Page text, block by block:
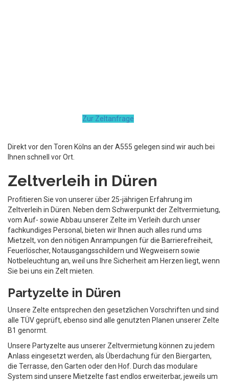
Zur Zeltanfrage
Direkt vor den Toren Kölns an der A555 gelegen sind wir auch bei
Ihnen schnell vor Ort.
Zeltverleih in Düren
Profitieren Sie von unserer über 25-jährigen Erfahrung im
Zeltverleih in Düren. Neben dem Schwerpunkt der Zeltvermietung,
vom Auf- sowie Abbau unserer Zelte im Verleih durch unser
fachkundiges Personal, bieten wir Ihnen auch alles rund ums
Mietzelt, von den nötigen Anrampungen für die Barrierefreiheit,
Feuerlöscher, Notausgangsschildern und Wegweisern sowie
Notbeleuchtung an, weil uns Ihre Sicherheit am Herzen liegt, wenn
Sie bei uns ein Zelt mieten.
Partyzelte in Düren
Unsere Zelte entsprechen den gesetzlichen Vorschriften und sind
alle TÜV geprüft, ebenso sind alle genutzten Planen unserer Zelte
B1 genormt.
Unsere Partyzelte aus unserer Zeltvermietung können zu jedem
Anlass eingesetzt werden, als Überdachung für den Biergarten,
die Terrasse, den Garten oder den Hof. Durch das modulare
System sind unsere Mietzelte fast endlos erweiterbar, jeweils um